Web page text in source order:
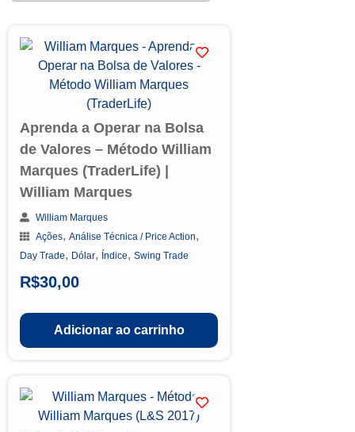
Aprenda a Operar na Bolsa
de Valores – Método William
Marques (TraderLife) |
William Marques
William Marques
Ações, Análise Técnica / Price Action,
Day Trade, Dólar, Índice, Swing Trade
R$30,00
Adicionar ao carrinho